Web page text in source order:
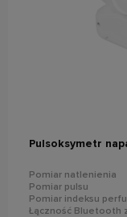
Pulsoksymetr
Pomiar natlenienia
Pomiar pulsu
Pomiar indeksu
Łączność Bluetooth